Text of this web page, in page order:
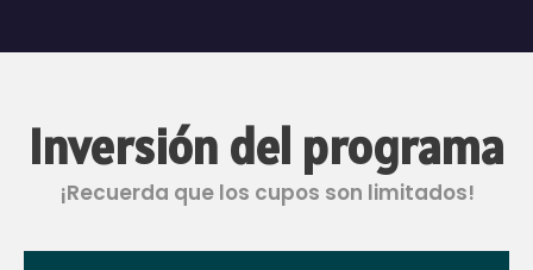
Inversión del programa
¡Recuerda que los cupos son limitados!